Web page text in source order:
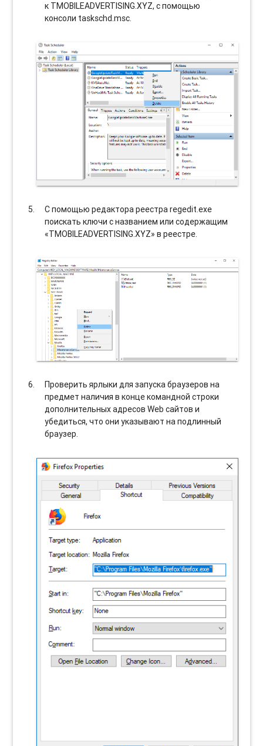
к TMOBILEADVERTISING.XYZ, с помощью
консоли taskschd.msc.
С помощью редактора реестра regedit.exe
поискать ключи с названием или содержащим
«TMOBILEADVERTISING.XYZ» в реестре.
Проверить ярлыки для запуска браузеров на
предмет наличия в конце командной строки
дополнительных адресов Web сайтов и
убедиться, что они указывают на подлинный
браузер.